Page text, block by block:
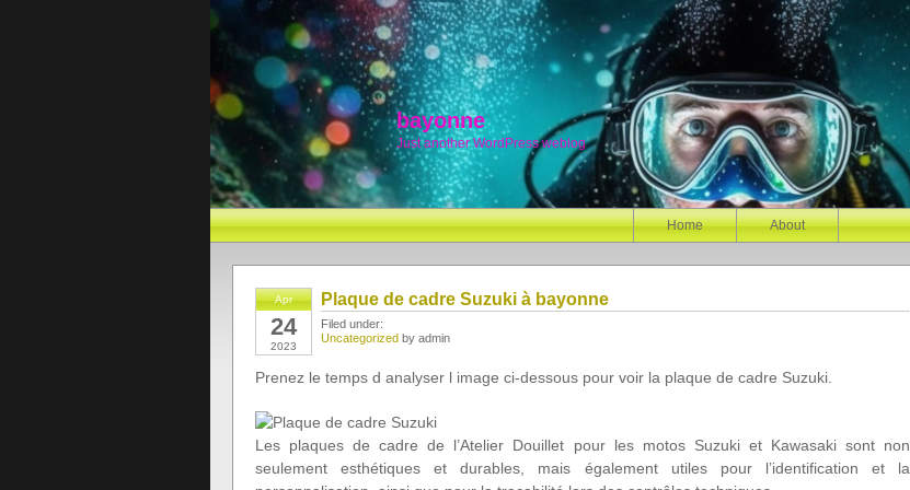
bayonne
Just another WordPress weblog
Home About
Apr
24
2023
Plaque de cadre Suzuki à bayonne
Filed under:
Uncategorized by admin
Prenez le temps d analyser l image ci-dessous pour voir la plaque de cadre Suzuki.
Les plaques de cadre de l’Atelier Douillet pour les motos Suzuki et Kawasaki sont non
seulement esthétiques et durables, mais également utiles pour l’identification et la